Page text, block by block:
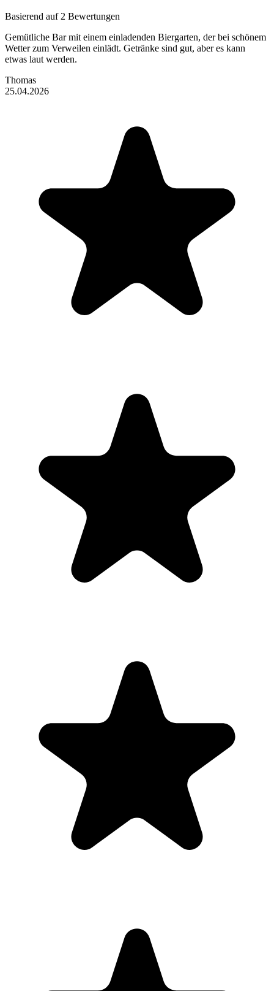
Basierend auf 2 Bewertungen
Gemütliche Bar mit einem einladenden Biergarten, der bei schönem
Wetter zum Verweilen einlädt. Getränke sind gut, aber es kann
etwas laut werden.
Thomas
25.04.2026